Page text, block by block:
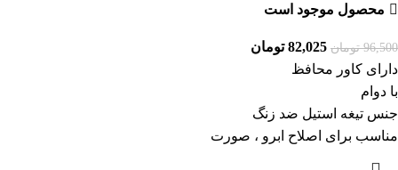
محصول موجود است
96,500 تومان 82,025 تومان
دارای کاور محافظ
با دوام
جنس تیغه استیل ضد زنگ
مناسب برای اصلاح ابرو ، صورت